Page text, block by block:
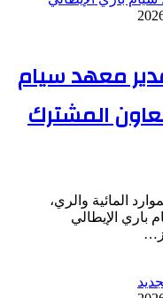
معهد سيام
المشترك
المائية والري،
باري الإيطالي